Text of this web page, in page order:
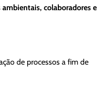
colaboradores e
de processos a fim de